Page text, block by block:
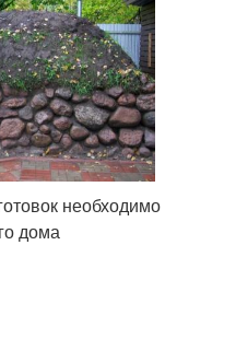
необходимо
дома